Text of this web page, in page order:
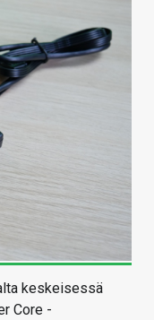
keskeisessä
Core -